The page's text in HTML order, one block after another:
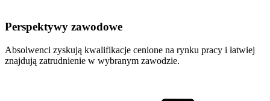
Perspektywy zawodowe
Absolwenci zyskują kwalifikacje cenione na rynku pracy i łatwiej
znajdują zatrudnienie w wybranym zawodzie.